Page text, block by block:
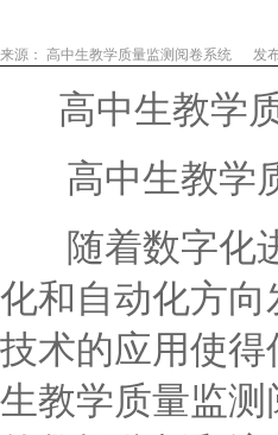
来源： 高中生教学质量监测阅卷系统 发
高中生教学
高中生教学质
随着数字化进
化和自动化方
技术的应用使
生教学质量监